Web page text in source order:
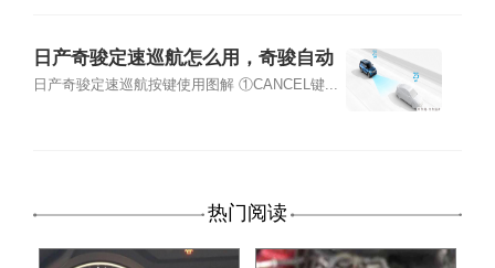
日产奇骏定速巡航怎么用，奇骏自动
巡航按键图解
日产奇骏定速巡航按键使用图解 ①CANCEL键...
热门阅读